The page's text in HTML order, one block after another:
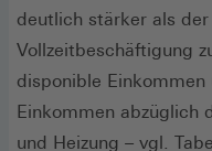
deutlich stärker als der
Vollzeitbeschäftigung
disponible
Einkommen abzüglich
und Heizung – vgl.